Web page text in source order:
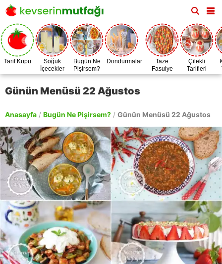
Tarif Küpü
Soğuk
İçecekler
Bugün Ne
Pişirsem?
Dondurmalar
Taze
Fasulye
Zamanı
Çilekli
Tarifleri
Günün Menüsü 22 Ağustos
Anasayfa / Bugün Ne Pişirsem? / Günün Menüsü 22 Ağustos